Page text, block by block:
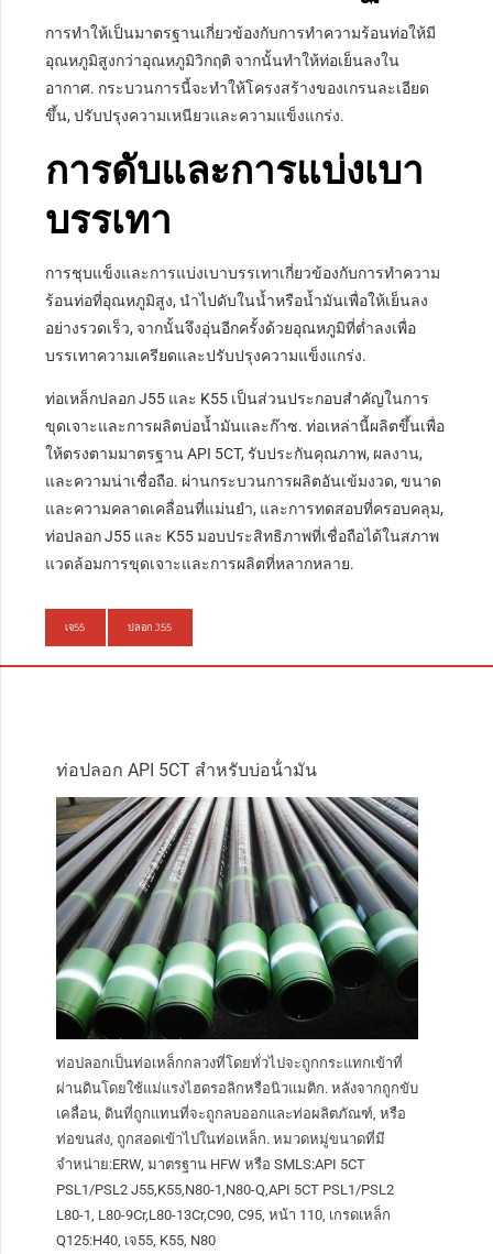
การทำให้เป็นมาตรฐานเกี่ยวข้องกับการทำความร้อนท่อให้มี
อุณหภูมิสูงกว่าอุณหภูมิวิกฤติ จากนั้นทำให้ท่อเย็นลงใน
อากาศ. กระบวนการนี้จะทำให้โครงสร้างของเกรนละเอียด
ขึ้น, ปรับปรุงความเหนียวและความแข็งแกร่ง.
การดับและการแบ่งเบา
บรรเทา
การชุบแข็งและการแบ่งเบาบรรเทาเกี่ยวข้องกับการทำความ
ร้อนท่อที่อุณหภูมิสูง, นำไปดับในน้ำหรือน้ำมันเพื่อให้เย็นลง
อย่างรวดเร็ว, จากนั้นจึงอุ่นอีกครั้งด้วยอุณหภูมิที่ต่ำลงเพื่อ
บรรเทาความเครียดและปรับปรุงความแข็งแกร่ง.
ท่อเหล็กปลอก J55 และ K55 เป็นส่วนประกอบสำคัญในการ
ขุดเจาะและการผลิตบ่อน้ำมันและก๊าซ. ท่อเหล่านี้ผลิตขึ้นเพื่อ
ให้ตรงตามมาตรฐาน API 5CT, รับประกันคุณภาพ, ผลงาน,
และความน่าเชื่อถือ. ผ่านกระบวนการผลิตอันเข้มงวด, ขนาด
และความคลาดเคลื่อนที่แม่นยำ, และการทดสอบที่ครอบคลุม,
ท่อปลอก J55 และ K55 มอบประสิทธิภาพที่เชื่อถือได้ในสภาพ
แวดล้อมการขุดเจาะและการผลิตที่หลากหลาย.
เจ55 ปลอก J55
ท่อปลอก API 5CT สําหรับบ่อน้ํามัน
ท่อปลอกเป็นท่อเหล็กกลวงที่โดยทั่วไปจะถูกกระแทกเข้าที่
ผ่านดินโดยใช้แม่แรงไฮดรอลิกหรือนิวแมติก. หลังจากถูกขับ
เคลื่อน, ดินที่ถูกแทนที่จะถูกลบออกและท่อผลิตภัณฑ์, หรือ
ท่อขนส่ง, ถูกสอดเข้าไปในท่อเหล็ก. หมวดหมู่ขนาดที่มี
จำหน่าย:ERW, มาตรฐาน HFW หรือ SMLS:API 5CT
PSL1/PSL2 J55,K55,N80-1,N80-Q,API 5CT PSL1/PSL2
L80-1, L80-9Cr,L80-13Cr,C90, C95, หน้า 110, เกรดเหล็ก
Q125:H40, เจ55, K55, N80